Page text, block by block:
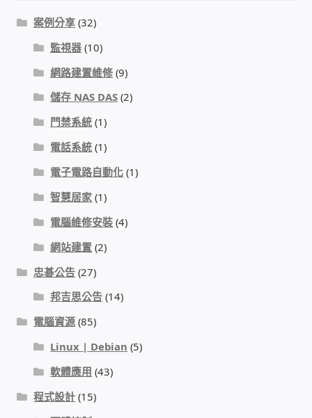
昇銳電子(HI SHARP)智慧科技
鎧鋒企業(KCA)智能監視系統
太陽能系統監視器
監視器 信和 TBC 固定IP
監視器RS485開門開鐵門開燈開保全
監視器異地備份備援
電話總機 對講機
案例分享 (32)
監視器 (10)
網路建置維修 (9)
儲存 NAS DAS (2)
門禁系統 (1)
電話系統 (1)
電子電路自動化 (1)
智慧居家 (1)
電腦維修安裝 (4)
網站建置 (2)
忠碁公告 (27)
邦吉思公告 (14)
電腦資源 (85)
Linux | Debian (5)
軟體應用 (43)
程式設計 (15)